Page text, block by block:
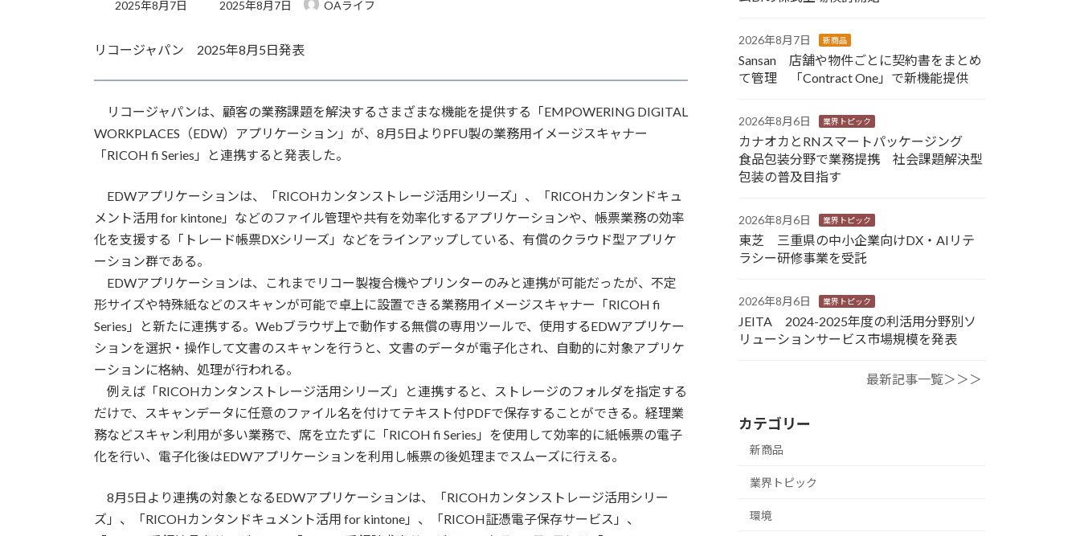
2025年8月7日
新
時
2025年8月7日 OAライフ
リコージャパン 2025年8月5日発表
リコージャパンは、顧客の業務課題を解決するさまざまな機能を提供する「EMPOWERING DIGITAL
WORKPLACES（EDW）アプリケーション」が、8月5日よりPFU製の業務用イメージスキャナー
「RICOH fi Series」と連携すると発表した。
EDWアプリケーションは、「RICOHカンタンストレージ活用シリーズ」、「RICOHカンタンドキュ
メント活用 for kintone」などのファイル管理や共有を効率化するアプリケーションや、帳票業務の効率
化を支援する「トレード帳票DXシリーズ」などをラインアップしている、有償のクラウド型アプリケ
ーション群である。
EDWアプリケーションは、これまでリコー製複合機やプリンターのみと連携が可能だったが、不定
形サイズや特殊紙などのスキャンが可能で卓上に設置できる業務用イメージスキャナー「RICOH fi
Series」と新たに連携する。Webブラウザ上で動作する無償の専用ツールで、使用するEDWアプリケー
ションを選択・操作して文書のスキャンを行うと、文書のデータが電子化され、自動的に対象アプリケ
ーションに格納、処理が行われる。
例えば「RICOHカンタンストレージ活用シリーズ」と連携すると、ストレージのフォルダを指定する
だけで、スキャンデータに任意のファイル名を付けてテキスト付PDFで保存することができる。経理業
務などスキャン利用が多い業務で、席を立たずに「RICOH fi Series」を使用して効率的に紙帳票の電子
化を行い、電子化後はEDWアプリケーションを利用し帳票の後処理までスムーズに行える。
8月5日より連携の対象となるEDWアプリケーションは、「RICOHカンタンストレージ活用シリー
ズ」、「RICOHカンタンドキュメント活用 for kintone」、「RICOH証憑電子保存サービス」、
2026年8月7日 新商品
Sansan 店舗や物件ごとに契約書をまとめ
て管理 「Contract One」で新機能提供
2026年8月6日 業界トピック
カナオカとRNスマートパッケージング
食品包装分野で業務提携 社会課題解決型
包装の普及目指す
2026年8月6日 業界トピック
東芝 三重県の中小企業向けDX・AIリテ
ラシー研修事業を受託
2026年8月6日 業界トピック
JEITA 2024-2025年度の利活用分野別ソ
リューションサービス市場規模を発表
最新記事一覧＞＞＞
カテゴリー
新商品
業界トピック
環境